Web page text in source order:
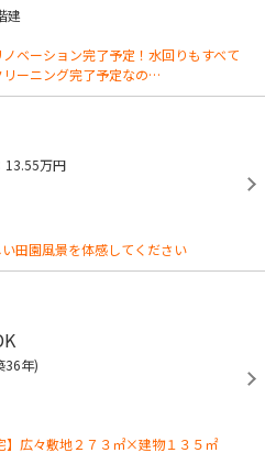
建
ベーション完了予定！水回りもすべて
ーニング完了予定なの…
13.55万円
田園風景を体感してください
36年)
】広々敷地２７３㎡×建物１３５㎡